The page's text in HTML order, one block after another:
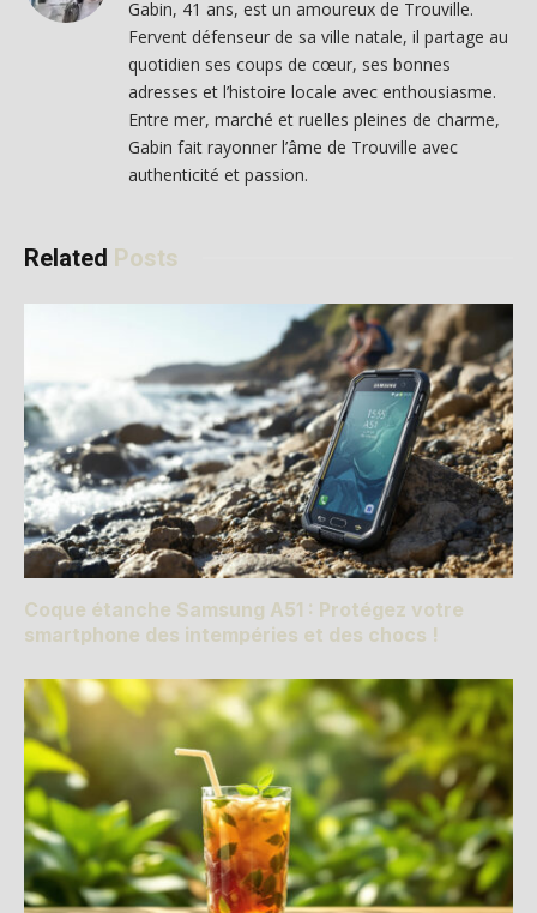
Gabin, 41 ans, est un amoureux de Trouville.
Fervent défenseur de sa ville natale, il partage au
quotidien ses coups de cœur, ses bonnes
adresses et l’histoire locale avec enthousiasme.
Entre mer, marché et ruelles pleines de charme,
Gabin fait rayonner l’âme de Trouville avec
authenticité et passion.
Related Posts
Coque étanche Samsung A51 : Protégez votre
smartphone des intempéries et des chocs !